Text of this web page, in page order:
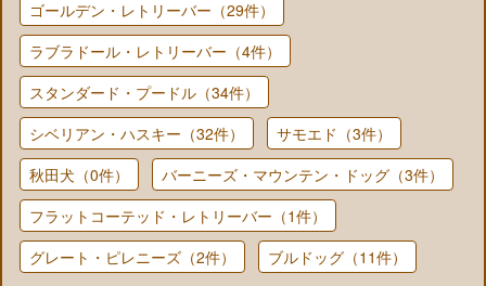
ゴールデン・レトリーバー（29件）
ラブラドール・レトリーバー（4件）
スタンダード・プードル（34件）
シベリアン・ハスキー（32件）
サモエド（3件）
秋田犬（0件）
バーニーズ・マウンテン・ドッグ（3件）
フラットコーテッド・レトリーバー（1件）
グレート・ピレニーズ（2件）
ブルドッグ（11件）